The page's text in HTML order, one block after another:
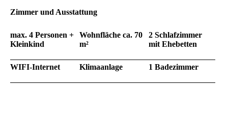
Zimmer und Ausstattung
max. 4 Personen +
Kleinkind
Wohnfläche ca. 70
m²
2 Schlafzimmer
mit Ehebetten
WIFI-Internet Klimaanlage 1 Badezimmer